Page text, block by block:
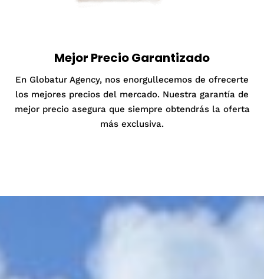
Mejor Precio Garantizado
En Globatur Agency, nos enorgullecemos de ofrecerte
los mejores precios del mercado. Nuestra garantía de
mejor precio asegura que siempre obtendrás la oferta
más exclusiva.